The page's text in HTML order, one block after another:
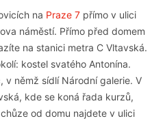
na Praze 7 přímo v ulici
náměstí. Přímo před domem
na stanici metra C Vltavská.
kostel svatého Antonína.
v němž sídlí Národní galerie. V
kde se koná řada kurzů,
od domu najdete v ulici